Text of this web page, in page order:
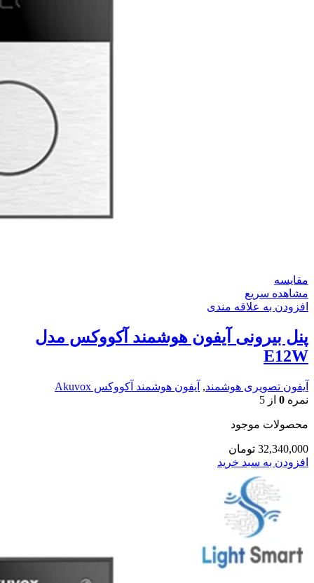
مقایسه
مشاهده سریع
افزودن به علاقه مندی
پنل بیرونی آیفون هوشمند آکووکس مدل
E12W
آیفون تصویری هوشمند, آیفون هوشمند آکووکس Akuvox
نمره 0 از 5
محصولات موجود
32,340,000 تومان
افزودن به سبد خرید